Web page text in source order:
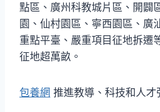
點區、廣州科教城片區、開闢
園、仙村園區、寧西園區、廣
重點平臺、嚴重項目征地拆遷
征地超萬畝。
包養網 推進教導、科技和人才